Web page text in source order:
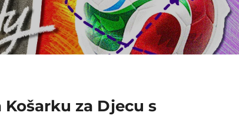
Košarku za Djecu s